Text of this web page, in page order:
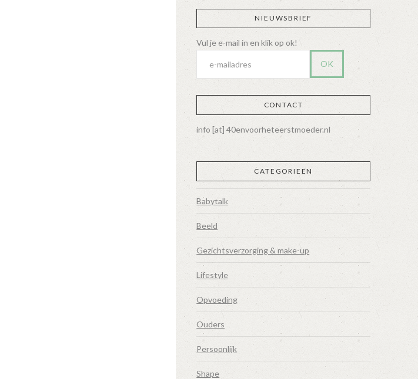
NIEUWSBRIEF
CONTACT
info [at] 40envoorheteerstmoeder.nl
CATEGORIEËN
Babytalk
Beeld
Gezichtsverzorging & make-up
Lifestyle
Opvoeding
Ouders
Persoonlijk
Shape